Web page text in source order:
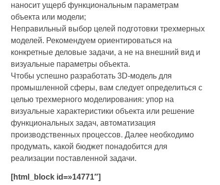
наносит ущерб функциональным параметрам
объекта или модели;
Неправильный выбор целей подготовки трехмерных
моделей. Рекомендуем ориентироваться на
конкретные деловые задачи, а не на внешний вид и
визуальные параметры объекта.
Чтобы успешно разработать 3D-модель для
промышленной сферы, вам следует определиться с
целью трехмерного моделирования: упор на
визуальные характеристики объекта или решение
функциональных задач, автоматизация
производственных процессов. Далее необходимо
продумать, какой бюджет понадобится для
реализации поставленной задачи.
[html_block id=»14771″]